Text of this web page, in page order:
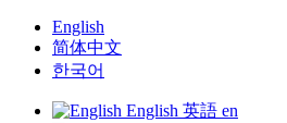
English
简体中文
한국어
English 英語 en